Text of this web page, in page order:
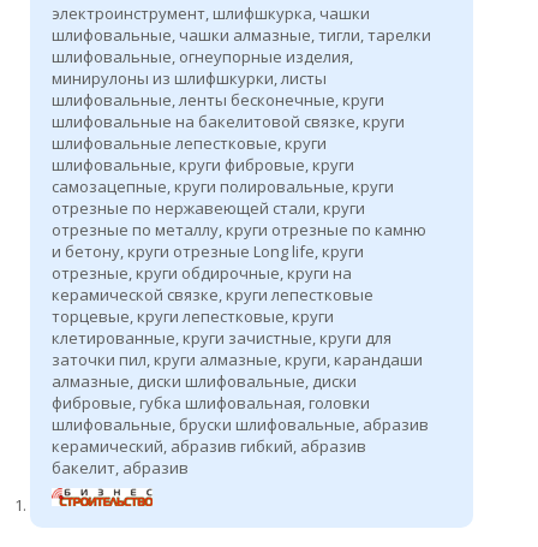
электроинструмент, шлифшкурка, чашки
шлифовальные, чашки алмазные, тигли, тарелки
шлифовальные, огнеупорные изделия,
минирулоны из шлифшкурки, листы
шлифовальные, ленты бесконечные, круги
шлифовальные на бакелитовой связке, круги
шлифовальные лепестковые, круги
шлифовальные, круги фибровые, круги
самозацепные, круги полировальные, круги
отрезные по нержавеющей стали, круги
отрезные по металлу, круги отрезные по камню
и бетону, круги отрезные Long life, круги
отрезные, круги обдирочные, круги на
керамической связке, круги лепестковые
торцевые, круги лепестковые, круги
клетированные, круги зачистные, круги для
заточки пил, круги алмазные, круги, карандаши
алмазные, диски шлифовальные, диски
фибровые, губка шлифовальная, головки
шлифовальные, бруски шлифовальные, абразив
керамический, абразив гибкий, абразив
бакелит, абразив